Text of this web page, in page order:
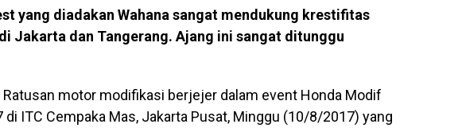
yang diadakan Wahana sangat mendukung krestifitas
Jakarta dan Tangerang. Ajang ini sangat ditunggu
Ratusan motor modifikasi berjejer dalam event Honda Modif
ITC Cempaka Mas, Jakarta Pusat, Minggu (10/8/2017) yang